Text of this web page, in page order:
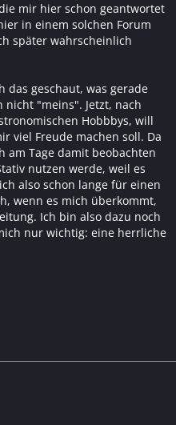
mir hier schon geantwortet
in einem solchen Forum
später wahrscheinlich
das geschaut, was gerade
nicht "meins". Jetzt, nach
Hobbbys, will
viel Freude machen soll. Da
am Tage damit beobachten
nutzen werde, weil es
also schon lange für einen
wenn es mich überkommt,
Ich bin also dazu noch
nur wichtig: eine herrliche